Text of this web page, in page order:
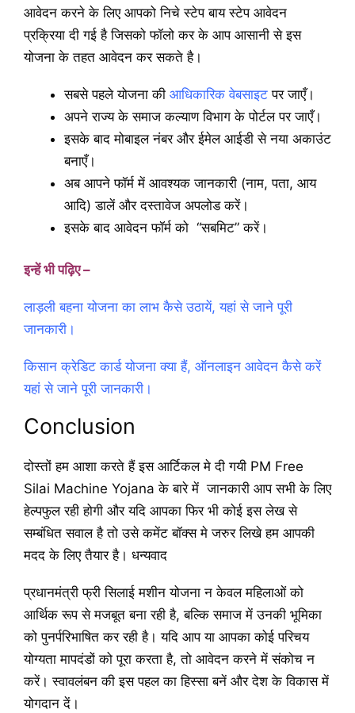
आवेदन करने के लिए आपको निचे स्टेप बाय स्टेप आवेदन
प्रक्रिया दी गई है जिसको फॉलो कर के आप आसानी से इस
योजना के तहत आवेदन कर सकते है।
सबसे पहले योजना की आधिकारिक वेबसाइट पर जाएँ।
अपने राज्य के समाज कल्याण विभाग के पोर्टल पर जाएँ।
इसके बाद मोबाइल नंबर और ईमेल आईडी से नया अकाउंट
बनाएँ।
अब आपने फॉर्म में आवश्यक जानकारी (नाम, पता, आय
आदि) डालें और दस्तावेज अपलोड करें।
इसके बाद आवेदन फॉर्म को “सबमिट” करें।
इन्हें भी पढ़िए –
लाड़ली बहना योजना का लाभ कैसे उठायें, यहां से जाने पूरी
जानकारी।
किसान क्रेडिट कार्ड योजना क्या हैं, ऑनलाइन आवेदन कैसे करें
यहां से जाने पूरी जानकारी।
Conclusion
दोस्तों हम आशा करते हैं इस आर्टिकल मे दी गयी PM Free
Silai Machine Yojana के बारे में जानकारी आप सभी के लिए
हेल्पफुल रही होगी और यदि आपका फिर भी कोई इस लेख से
सम्बंधित सवाल है तो उसे कमेंट बॉक्स मे जरुर लिखे हम आपकी
मदद के लिए तैयार है। धन्यवाद
प्रधानमंत्री फ्री सिलाई मशीन योजना न केवल महिलाओं को
आर्थिक रूप से मजबूत बना रही है, बल्कि समाज में उनकी भूमिका
को पुनर्परिभाषित कर रही है। यदि आप या आपका कोई परिचय
योग्यता मापदंडों को पूरा करता है, तो आवेदन करने में संकोच न
करें। स्वावलंबन की इस पहल का हिस्सा बनें और देश के विकास में
योगदान दें।